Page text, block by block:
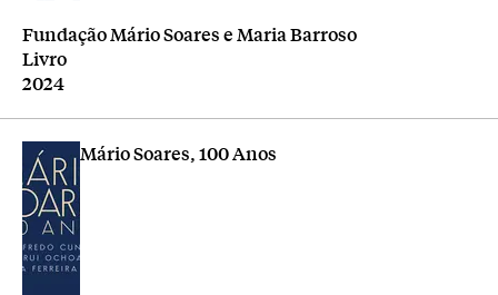
Editora
Fundação Mário Soares e Maria Barroso
Tipologia
Livro
Ano
2024
Mário Soares, 100 Anos